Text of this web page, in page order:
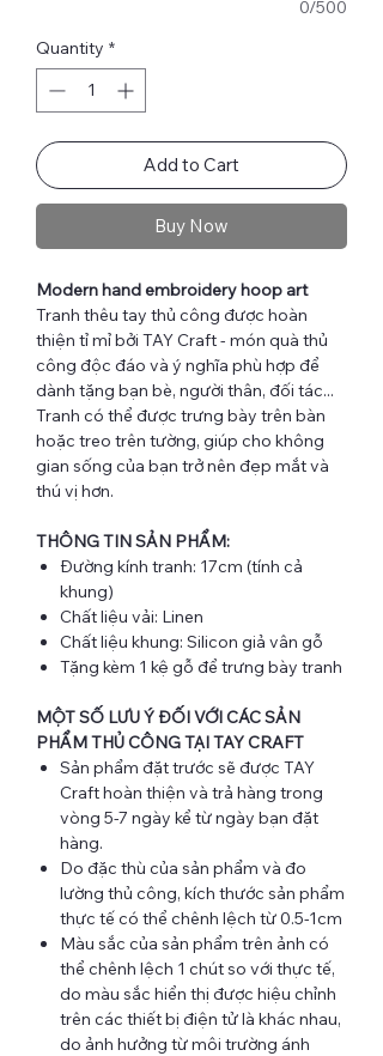
0/500
Quantity *
Add to Cart
Buy Now
Modern hand embroidery hoop art
Tranh thêu tay thủ công được hoàn
thiện tỉ mỉ bởi TAY Craft - món quà thủ
công độc đáo và ý nghĩa phù hợp để
dành tặng bạn bè, người thân, đối tác...
Tranh có thể được trưng bày trên bàn
hoặc treo trên tường, giúp cho không
gian sống của bạn trở nên đẹp mắt và
thú vị hơn.
THÔNG TIN SẢN PHẨM:
Đường kính tranh: 17cm (tính cả
khung)
Chất liệu vải: Linen
Chất liệu khung: Silicon giả vân gỗ
Tặng kèm 1 kệ gỗ để trưng bày tranh
MỘT SỐ LƯU Ý ĐỐI VỚI CÁC SẢN
PHẨM THỦ CÔNG TẠI TAY CRAFT
Sản phẩm đặt trước sẽ được TAY
Craft hoàn thiện và trả hàng trong
vòng 5-7 ngày kể từ ngày bạn đặt
hàng.
Do đặc thù của sản phẩm và đo
lường thủ công, kích thước sản phẩm
thực tế có thể chênh lệch từ 0.5-1cm
Màu sắc của sản phẩm trên ảnh có
thể chênh lệch 1 chút so với thực tế,
do màu sắc hiển thị được hiệu chỉnh
trên các thiết bị điện tử là khác nhau,
do ảnh hưởng từ môi trường ánh